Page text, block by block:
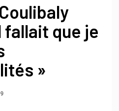
fallait que je
»